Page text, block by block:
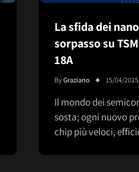
La sfida dei
sorpasso su
18A
ByGraziano 15/04/2025
Il mondo dei
sosta; ogni nuovo
chip più veloci,